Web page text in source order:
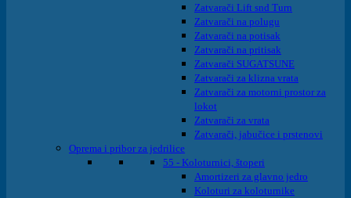
Zatvarači Lift snd Turn
Zatvarači na polugu
Zatvarači na potisak
Zatvarači na pritisak
Zatvarači SUGATSUNE
Zatvarači za klizna vrata
Zatvarači za motorni prostor za
lokot
Zatvarači za vrata
Zatvarači, jabučice i prstenovi
Oprema i pribor za jedrilice
55 - Koloturnici, štoperi
Amortizeri za glavno jedro
Koloturi za koloturnike